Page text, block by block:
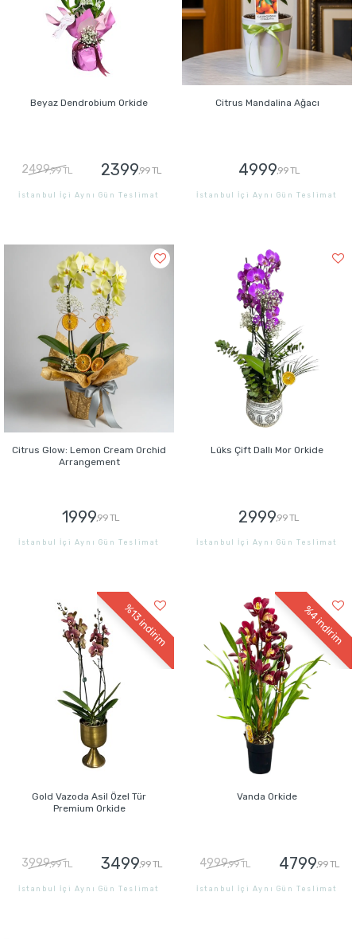
Beyaz Dendrobium Orkide
2499,99 TL 2399,99 TL
İstanbul İçi Aynı Gün Teslimat
Citrus Mandalina Ağacı
4999,99 TL
İstanbul İçi Aynı Gün Teslimat
Citrus Glow: Lemon Cream Orchid
Arrangement
1999,99 TL
İstanbul İçi Aynı Gün Teslimat
Lüks Çift Dallı Mor Orkide
2999,99 TL
İstanbul İçi Aynı Gün Teslimat
%13
indirim
Gold Vazoda Asil Özel Tür
Premium Orkide
3999,99 TL 3499,99 TL
İstanbul İçi Aynı Gün Teslimat
%4
indirim
Vanda Orkide
4999,99 TL 4799,99 TL
İstanbul İçi Aynı Gün Teslimat